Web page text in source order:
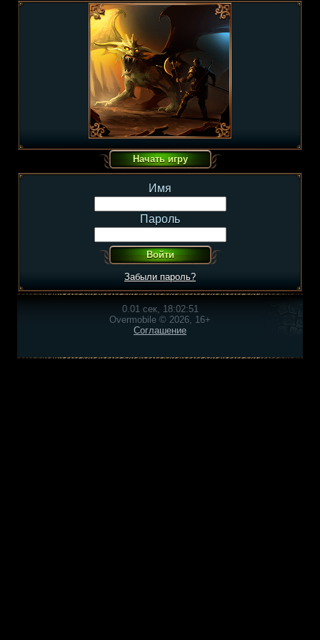
Имя
Пароль
Забыли пароль?
0.01 сек, 18:02:51
Overmobile © 2026, 16+
Соглашение